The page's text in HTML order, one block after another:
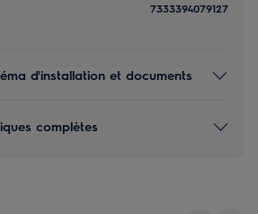
7333394079127
d'installation et documents
complètes